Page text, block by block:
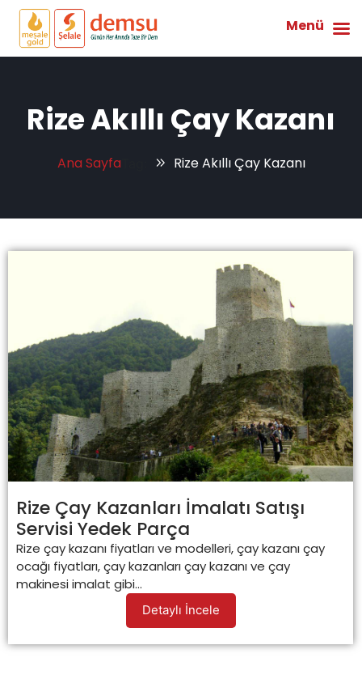
Rize Akıllı Çay Kazanı
Ana SayfaTag: Rize Akıllı Çay Kazanı
Rize Çay Kazanları İmalatı Satışı
Servisi Yedek Parça
Rize çay kazanı fiyatları ve modelleri, çay kazanı çay
ocağı fiyatları, çay kazanları çay kazanı ve çay
makinesi imalat gibi...
Detaylı İncele
Menü